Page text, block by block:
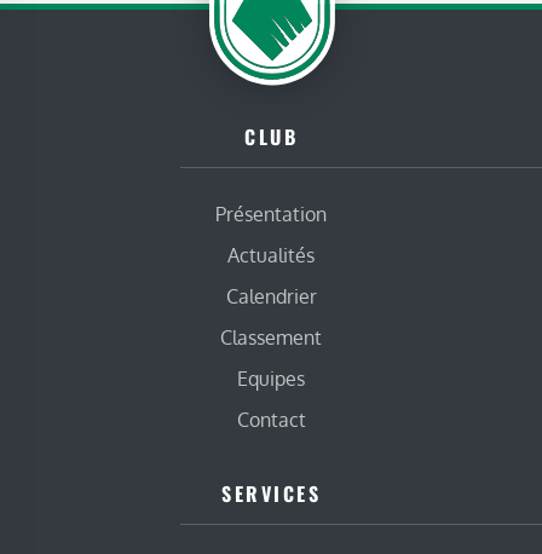
CLUB
Présentation
Actualités
Calendrier
Classement
Equipes
Contact
SERVICES